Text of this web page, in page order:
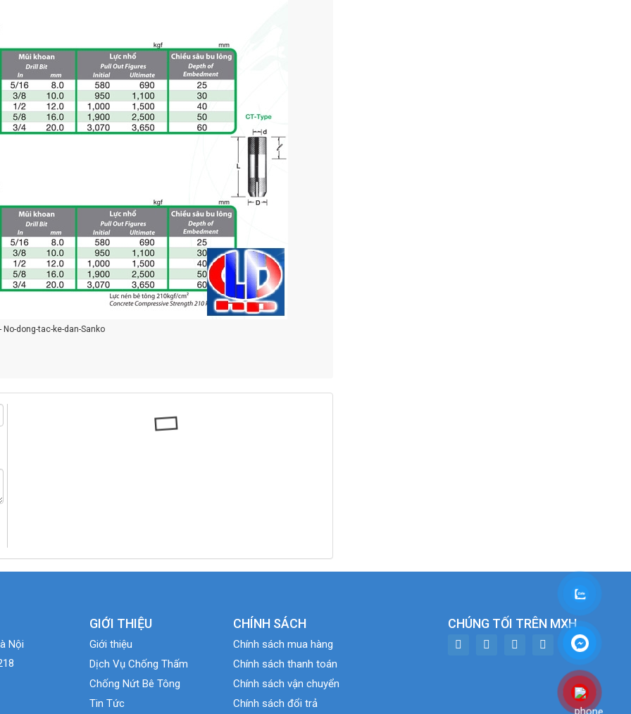
No-dong-tac-ke-dan-Sanko
Nội
GIỚI THIỆU
Giới thiệu
Dịch Vụ Chống Thấm
Chống Nứt Bê Tông
Tin Tức
CHÍNH SÁCH
Chính sách mua hàng
Chính sách thanh toán
Chính sách vận chuyển
Chính sách đổi trả
CHÚNG TỐI TRÊN MXH